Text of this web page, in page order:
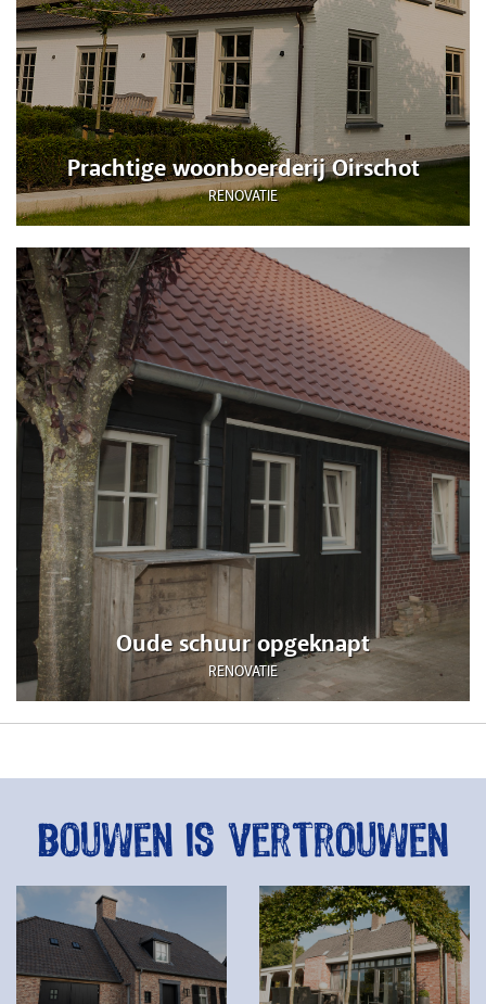
Prachtige woonboerderij Oirschot
RENOVATIE
Oude schuur opgeknapt
RENOVATIE
Bouwen is vertrouwen